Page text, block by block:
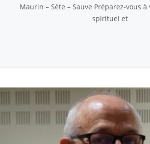
Maurin – Sète – Sauve Préparez-vous
spirituel et